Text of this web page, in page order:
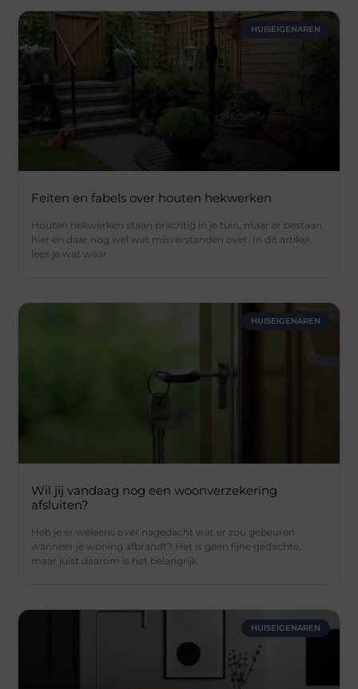
HUISEIGENAREN
Feiten en fabels over houten hekwerken
Houten hekwerken staan prachtig in je tuin, maar er bestaan
hier en daar nog wel wat misverstanden over. In dit artikel
lees je wat waar
HUISEIGENAREN
Wil jij vandaag nog een woonverzekering
afsluiten?
Heb je er weleens over nagedacht wat er zou gebeuren
wanneer je woning afbrandt? Het is geen fijne gedachte,
maar juist daarom is het belangrijk
HUISEIGENAREN